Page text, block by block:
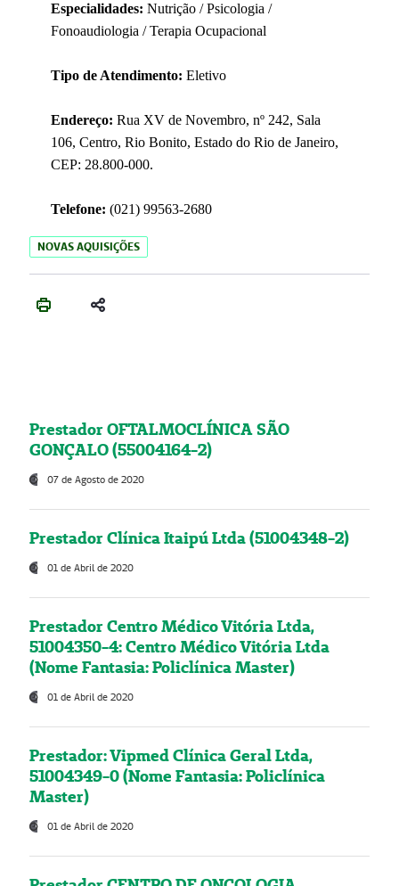
Especialidades: Nutrição / Psicologia /
Fonoaudiologia / Terapia Ocupacional
Tipo de Atendimento: Eletivo
Endereço: Rua XV de Novembro, nº 242, Sala
106, Centro, Rio Bonito, Estado do Rio de Janeiro,
CEP: 28.800-000.
Telefone: (021) 99563-2680
NOVAS AQUISIÇÕES
Prestador OFTALMOCLÍNICA SÃO
GONÇALO (55004164-2)
07 de Agosto de 2020
Prestador Clínica Itaipú Ltda (51004348-2)
01 de Abril de 2020
Prestador Centro Médico Vitória Ltda,
51004350-4: Centro Médico Vitória Ltda
(Nome Fantasia: Policlínica Master)
01 de Abril de 2020
Prestador: Vipmed Clínica Geral Ltda,
51004349-0 (Nome Fantasia: Policlínica
Master)
01 de Abril de 2020